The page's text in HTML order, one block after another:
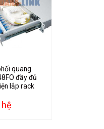
Add to
wishlist
quang
đầy đủ
lắp rack